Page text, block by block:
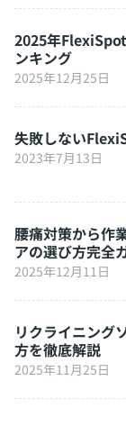
2025年
ンキング
2025年12月25日
失敗しない
2023年7月13日
腰痛対策から作
アの選び方完全
2025年12月11日
リクライニング
方を徹底解説
2025年11月25日